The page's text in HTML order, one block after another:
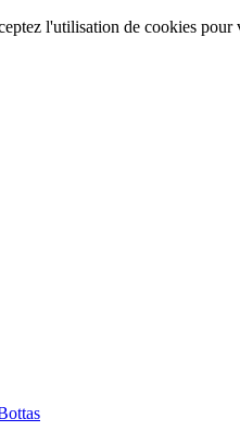
l'utilisation de cookies